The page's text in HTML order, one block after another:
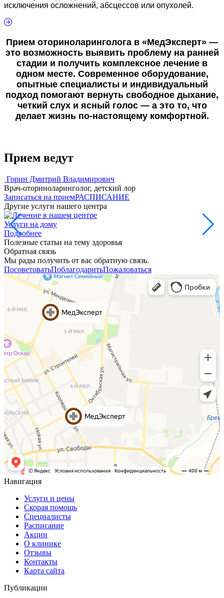
исключения осложнений, абсцессов или опухолей.
Прием оториноларинголога в «МедЭксперт» —
это возможность выявить проблему на ранней
стадии и получить комплексное лечение в
одном месте. Современное оборудование,
опытные специалисты и индивидуальный
подход помогают вернуть свободное дыхание,
четкий слух и ясный голос — а это то, что
делает жизнь по-настоящему комфортной.
Прием ведут
Горин Дмитрий Владимирович
Врач-оториноларинголог, детский лор
Записаться на приемРАСПИСАНИЕ
Другие услуги нашего центра
Услуги на дому
Подробнее
Полезные статьи на тему здоровья
Обратная связь
Мы рады получить от вас обратную связь.
ПосоветоватьПоблагодаритьПожаловаться
Навигация
Услуги и цены
Скорая помощь
Специалисты
Расписание
Акции
О клинике
Отзывы
Контакты
Карта сайта
Публикации